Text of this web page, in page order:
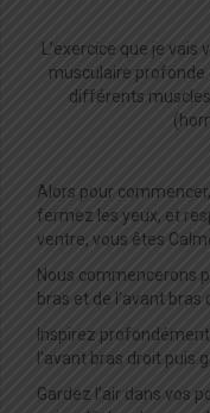
L’exercice que je
musculaire profonde
différents muscles
Alors pour
fermez les yeux, et
ventre, vous êtes
Nous commencerons
bras et de l’avant bras
Inspirez
l’avant bras droit puis
Gardez l’air dans vos